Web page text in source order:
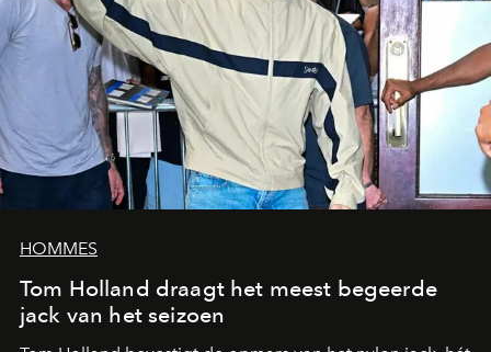
HOMMES
Tom Holland draagt het meest begeerde
jack van het seizoen